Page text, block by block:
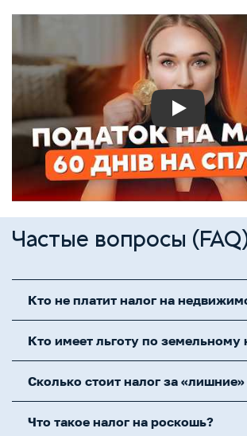
Play
Частые вопросы
Кто не платит налог на
Кто имеет льготу по земельному
Сколько стоит налог за
Что такое налог на роскошь?